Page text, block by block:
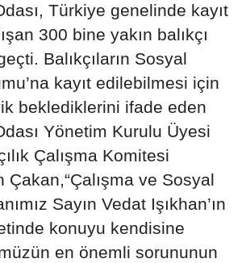
Türkiye genelinde kayıt
300 bine yakın balıkçı
Balıkçıların Sosyal
kayıt edilebilmesi için
beklediklerini ifade eden
Yönetim Kurulu Üyesi
Çalışma Komitesi
Çakan,“Çalışma ve Sosyal
Sayın Vedat Işıkhan’ın
konuyu kendisine
en önemli sorununun